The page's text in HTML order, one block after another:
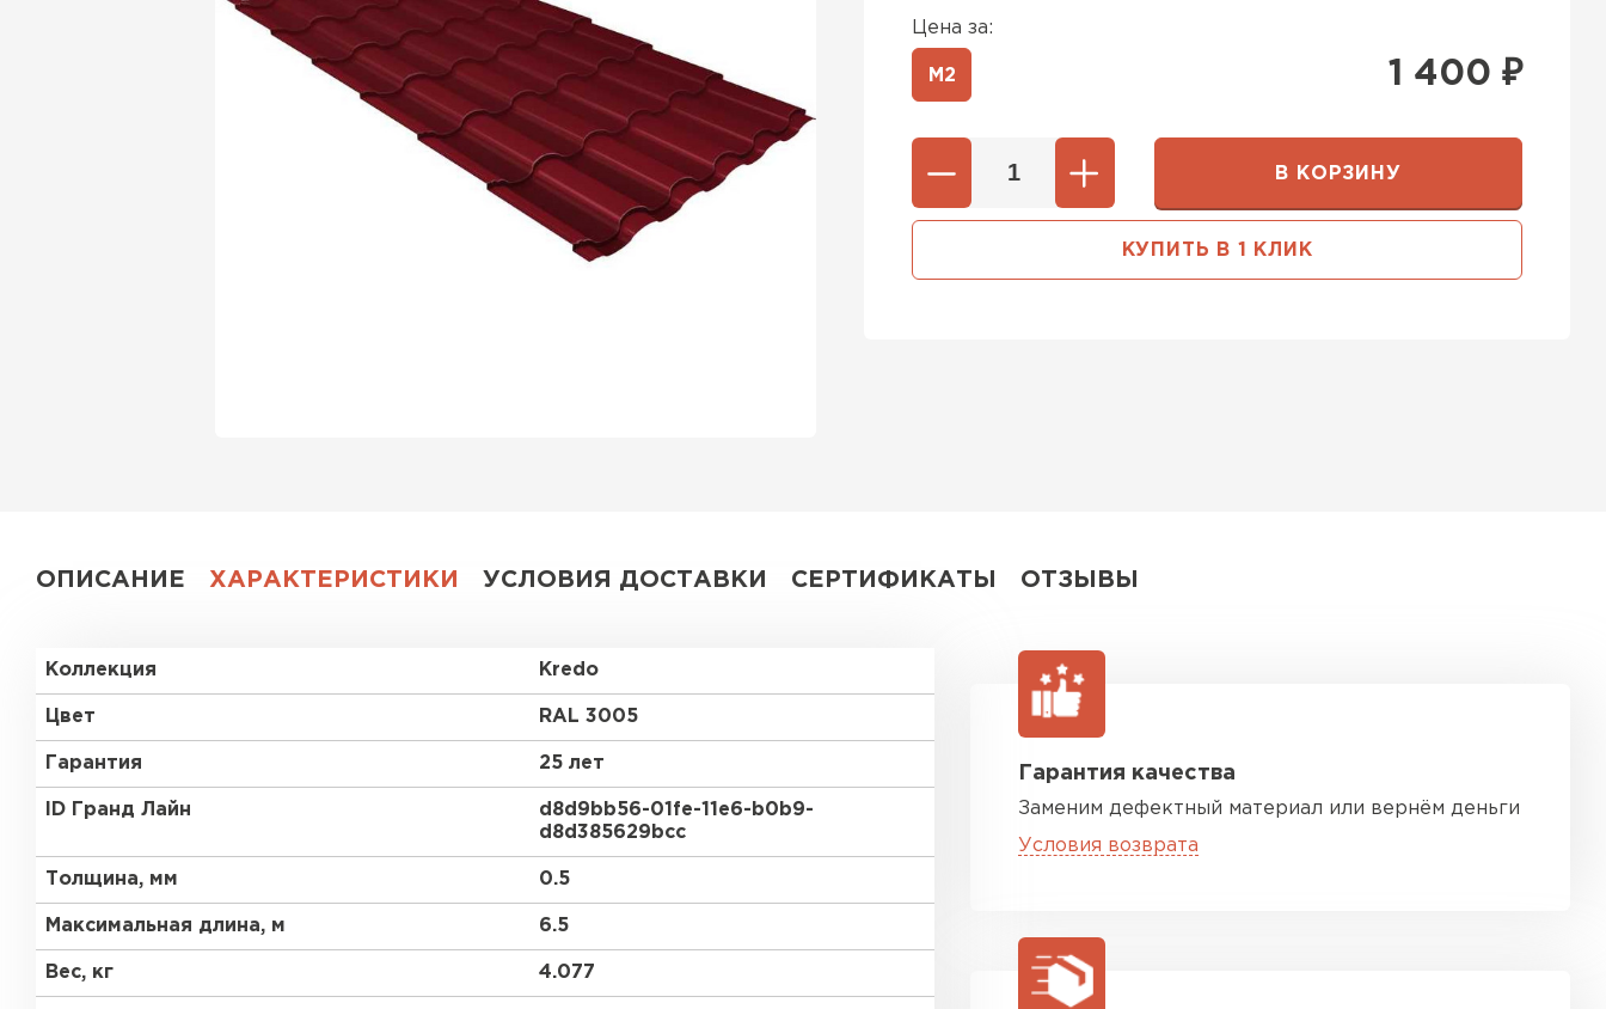
Цена за:
М2 1 400 ₽
В КОРЗИНУ
КУПИТЬ В 1 КЛИК
ОПИСАНИЕ ХАРАКТЕРИСТИКИ УСЛОВИЯ ДОСТАВКИ СЕРТИФИКАТЫ ОТЗЫВЫ
Коллекция Kredo
Цвет RAL 3005
Гарантия 25 лет
ID Гранд Лайн
d8d9bb56-01fe-11e6-b0b9-
d8d385629bcc
Толщина, мм 0.5
Максимальная длина, м 6.5
Вес, кг 4.077
Гарантия качества
Заменим дефектный материал или вернём деньги
Условия возврата